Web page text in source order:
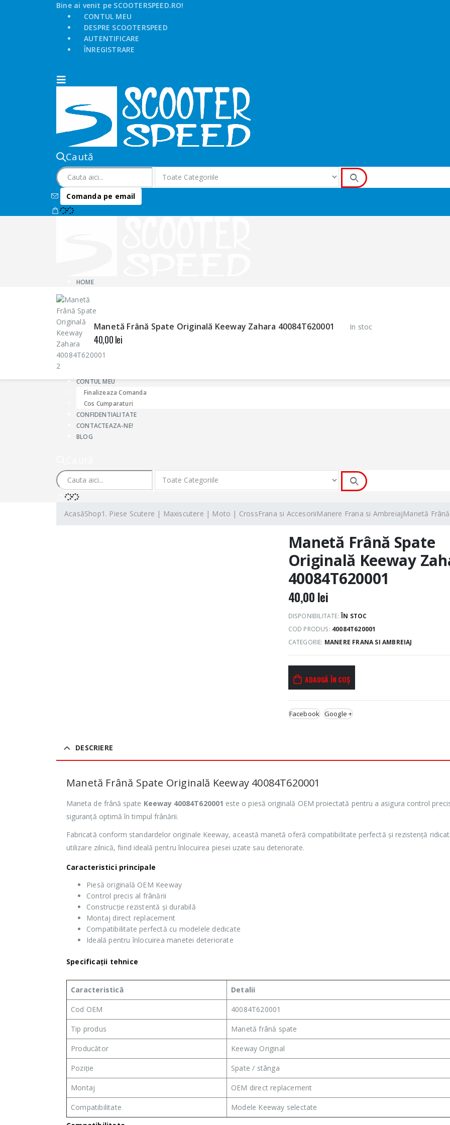
Bine ai venit pe SCOOTERSPEED.RO!
CONTUL MEU
DESPRE SCOOTERSPEED
AUTENTIFICARE
ÎNREGISTRARE
Caută
Comanda pe email
HOME
DESPRE NOI
Despre ScooterSpeed
GHID MARIMI Casti
INFO
LIVRARI & RETURURI
CONTUL MEU
Finalizeaza Comanda
Cos Cumparaturi
CONFIDENTIALITATE
CONTACTEAZA-NE!
BLOG
AcasăShop1. Piese Scutere | Maxiscutere | Moto | CrossFrana si AccesoriiManere Frana si AmbreiajManetă
Manetă Frână Spate
Originală Keeway
40084T620001
Manetă Frână Spate Originală Keeway Zahara 40084T620001
40,00lei
In stoc
40,00lei
DISPONIBILITATE:ÎN STOC
COD PRODUS: 40084T620001
CATEGORIE: MANERE FRANA SI AMBREIAJ
ADAUGĂ ÎN COȘ
Facebook Google +
DESCRIERE
Manetă Frână Spate Originală Keeway 40084T620001
Maneta de frână spate Keeway 40084T620001 este o piesă originală OEM proiectată pentru a asigura control
siguranță optimă în timpul frânării.
Fabricată conform standardelor originale Keeway, această manetă oferă compatibilitate perfectă și rezistență
utilizare zilnică, fiind ideală pentru înlocuirea piesei uzate sau deteriorate.
Caracteristici principale
Piesă originală OEM Keeway
Control precis al frânării
Construcție rezistentă și durabilă
Montaj direct replacement
Compatibilitate perfectă cu modelele dedicate
Ideală pentru înlocuirea manetei deteriorate
Specificații tehnice
Caracteristică Detalii
Cod OEM 40084T620001
Tip produs Manetă frână spate
Producător Keeway Original
Poziție Spate / stânga
Montaj OEM direct replacement
Compatibilitate
Modele Keeway selectate